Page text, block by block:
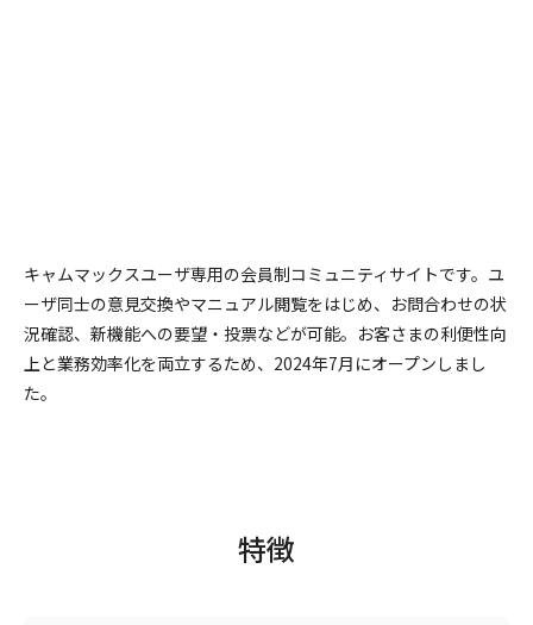
キャムマックスユーザ専用の会員制コミュニティサイトです。 ユ
ーザ同士の意見交換やマニュアル閲覧をはじめ、お問合わせの状
況確認、新機能への要望・投票などが可能。 お客さまの利便性向
上と業務効率化を両立するため、2024年7月にオープンしまし
た。
特徴